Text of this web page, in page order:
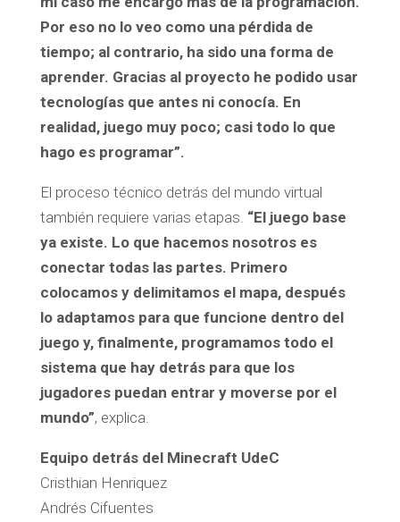
Por eso no lo veo como una pérdida de
tiempo; al contrario, ha sido una forma de
aprender. Gracias al proyecto he podido usar
tecnologías que antes ni conocía. En
realidad, juego muy poco; casi todo lo que
hago es programar”.
El proceso técnico detrás del mundo virtual
también requiere varias etapas. “El juego base
ya existe. Lo que hacemos nosotros es
conectar todas las partes. Primero
colocamos y delimitamos el mapa, después
lo adaptamos para que funcione dentro del
juego y, finalmente, programamos todo el
sistema que hay detrás para que los
jugadores puedan entrar y moverse por el
mundo”, explica.
Equipo detrás del Minecraft UdeC
Cristhian Henriquez
Andrés Cifuentes